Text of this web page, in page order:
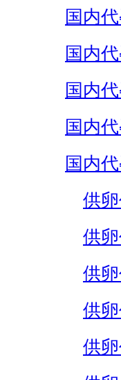
国内
国内
国内
国内
国内
供
供
供
供
供